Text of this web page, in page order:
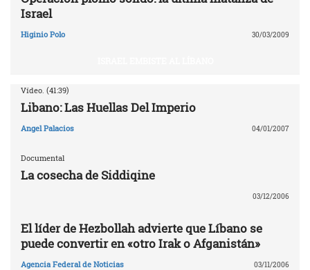
Israel
Higinio Polo 30/03/2009
Vídeo. (41:39)
Libano: Las Huellas Del Imperio
Angel Palacios 04/01/2007
Documental
La cosecha de Siddiqine
03/12/2006
El líder de Hezbollah advierte que Líbano se
puede convertir en «otro Irak o Afganistán»
Agencia Federal de Noticias 03/11/2006